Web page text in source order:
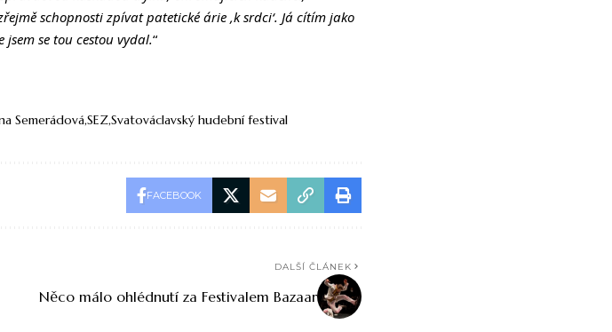
schopnosti zpívat patetické árie ,k srdci‘. Já cítím jako
se tou cestou vydal.“
SemerádováSEZSvatováclavský hudební festival
FACEBOOK
DALŠÍ ČLÁNEK
Něco málo ohlédnutí za Festivalem Bazaar